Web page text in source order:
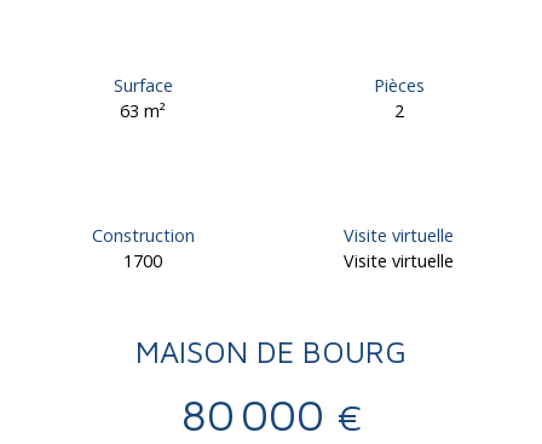
Surface
63m²
Pièces
2
Construction
1700
Visite virtuelle
Visite virtuelle
MAISON DE BOURG
80 000 €